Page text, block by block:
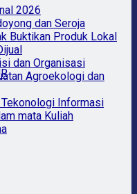
2026
dan Seroja
Buktikan Produk Lokal
dan Organisasi
Agroekologi dan
Informasi
mata Kuliah